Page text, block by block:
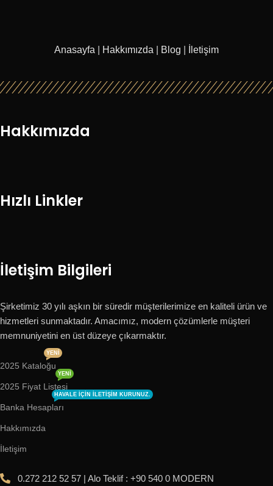
Anasayfa Hakkımızda Blog İletişim
Hakkımızda
Hızlı Linkler
İletişim Bilgileri
Şirketimiz 30 yılı aşkın bir süredir müşterilerimize en kaliteli ürün ve
hizmetleri sunmaktadır. Amacımız, modern çözümlerle müşteri
memnuniyetini en üst düzeye çıkarmaktır.
2025 Kataloğu
YENI
2025 Fiyat Listesi
YENI
Banka Hesapları
HAVALE IÇIN ILETIŞIM KURUNUZ.
Hakkımızda
İletişim
0.272 212 52 57 | Alo Teklif : +90 540 0 MODERN